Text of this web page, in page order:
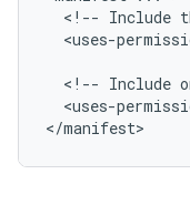
<!-- Include
<uses-
<!-- Include
<uses-
</manifest>